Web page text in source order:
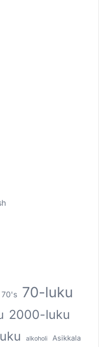
70's 70-luku
2000-luku
alkoholi Asikkala